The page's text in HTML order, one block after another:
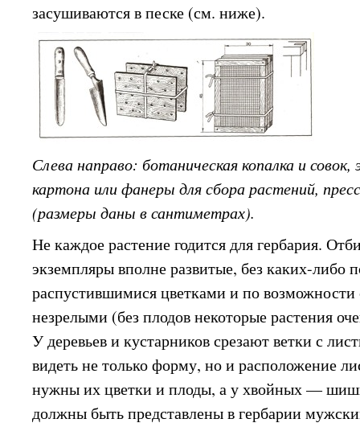
засушиваются в песке (см. ниже).
Слева направо: ботаническая копалка и совок,
картона или фанеры для сбора растений,
(размеры даны в сантиметрах).
Не каждое растение годится для гербария.
экземпляры вполне развитые, без каких-либо
распустившимися цветками и по
незрелыми (без плодов некоторые растения
У деревьев и кустарников срезают ветки с
видеть не только форму, но и расположение
нужны их цветки и плоды, а у хвойных —
должны быть представлены в гербарии